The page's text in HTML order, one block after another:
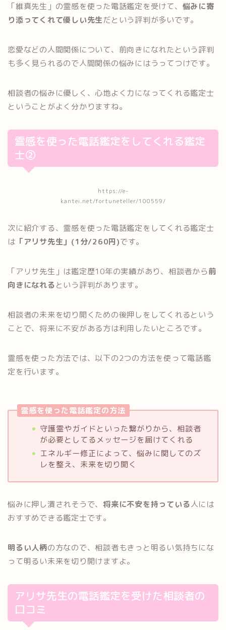
「維真先生」の霊感を使った電話鑑定を受けて、 悩みに寄
り添ってくれて優しい先生だという評判が多いです。
恋愛などの人間関係について、前向きになれたという評判
も多く見られるので人間関係の悩みにはうってつけです。
相談者の悩みに優しく、心地よく力になってくれる鑑定士
ということがよく分かりますね。
霊感を使った電話鑑定をしてくれる鑑定
士②
https://e-
kantei.net/fortuneteller/100559/
次に紹介する、霊感を使った電話鑑定をしてくれる鑑定士
は 「アリサ先生」(1分/260円)です。
「アリサ先生」は鑑定歴10年の実績があり、相談者から前
向きになれるという評判があります。
相談者の未来を切り開くための後押しをしてくれるという
ことで、将来に不安がある方は利用したいところです。
霊感を使った方法では、以下の2つの方法を使って電話鑑
定を行います。
霊感を使った電話鑑定の方法
守護霊やガイドといった繋がりから、相談者
が必要としてるメッセージを届けてくれる
エネルギー修正によって、悩みに関してのズ
レを整え、未来を切り開く
悩みに押し潰されそうで、将来に不安を持っている人には
おすすめできる鑑定士です。
明るい人柄の方なので、相談者もきっと明るい気持ちにな
って明るい未来を切り開けますよ。
アリサ先生の電話鑑定を受けた相談者の
口コミ